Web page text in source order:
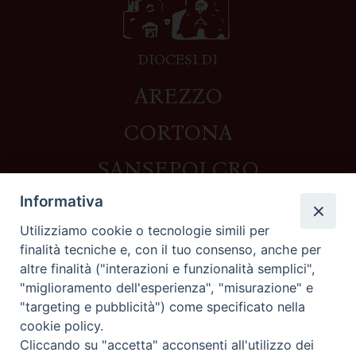
DIOCESI DI
AREZZO
CORTONA
SANSEPOLCRO
Contatti
Piazza del Duomo,1 - 52100 Arezzo
segreteria@diocesi.arezzo.it
Informativa privacy
Informativa
Utilizziamo cookie o tecnologie simili per
finalità tecniche e, con il tuo consenso, anche per
altre finalità ("interazioni e funzionalità semplici",
"miglioramento dell'esperienza", "misurazione" e
"targeting e pubblicità") come specificato nella
cookie policy.
Cliccando su "accetta" acconsenti all'utilizzo dei